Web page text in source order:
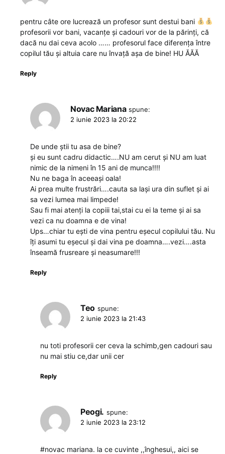
pentru câte ore lucrează un profesor sunt destui bani
profesorii vor bani, vacanțe și cadouri vor de la părinți, că
dacă nu dai ceva acolo …… profesorul face diferența între
copilul tău și altuia care nu învață așa de bine! HU ĂĂĂ
Reply
Novac Mariana spune:
2 iunie 2023 la 20:22
De unde știi tu asa de bine?
și eu sunt cadru didactic….NU am cerut și NU am luat
nimic de la nimeni în 15 ani de munca!!!!
Nu ne baga în aceeași oala!
Ai prea multe frustrări….cauta sa lași ura din suflet și ai
sa vezi lumea mai limpede!
Sau fi mai atenți la copiii tai,stai cu ei la teme și ai sa
vezi ca nu doamna e de vina!
Ups…chiar tu ești de vina pentru eșecul copilului tău. Nu
îți asumi tu eșecul și dai vina pe doamna….vezi….asta
înseamă frusreare și neasumare!!!
Reply
Teo spune:
2 iunie 2023 la 21:43
nu toti profesorii cer ceva la schimb,gen cadouri sau
nu mai stiu ce,dar unii cer
Reply
Peogi. spune:
2 iunie 2023 la 23:12
#novac mariana. la ce cuvinte ,,înghesui,, aici se